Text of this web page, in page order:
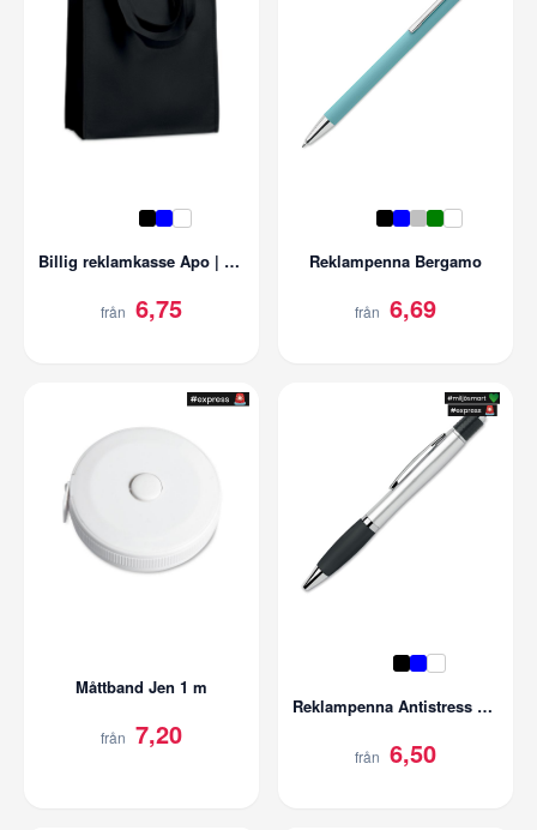
Billig reklamkasse Apo | Nonwoven 80g/m2
från 6,75
Reklampenna Bergamo
från 6,69
Måttband Jen 1 m
från 7,20
Reklampenna Antistress Sty
från 6,50